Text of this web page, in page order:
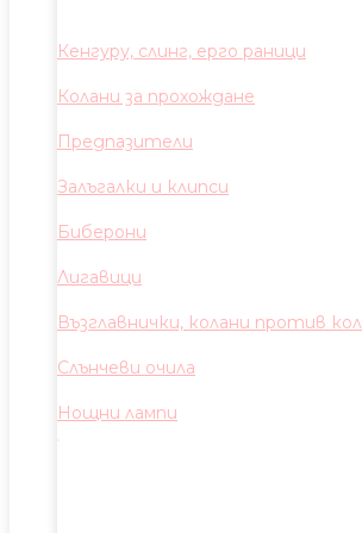
Кенгуру, слинг, ерго раници
Колани за прохождане
Предпазители
Залъгалки и клипси
Биберони
Лигавици
Възглавнички, колани против
Слънчеви очила
Нощни лампи